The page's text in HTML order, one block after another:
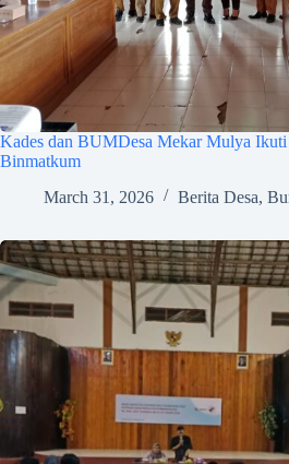
Kades dan BUMDesa Mekar Mulya Ikuti
Binmatkum
March 31, 2026
Berita Desa,